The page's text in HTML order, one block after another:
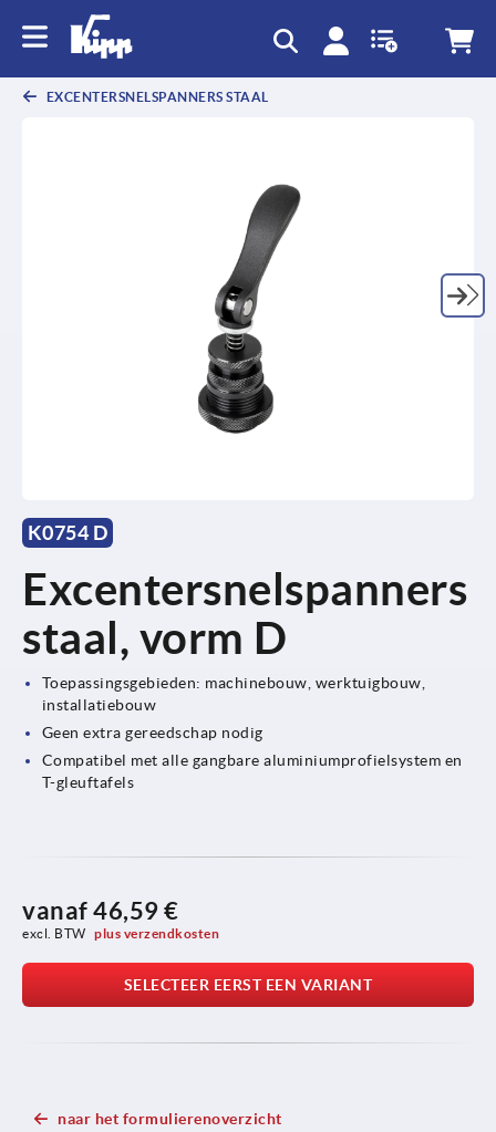
EXCENTERSNELSPANNERS STAAL
K0754 D
Excentersnelspanners
staal, vorm D
Toepassingsgebieden: machinebouw, werktuigbouw,
installatiebouw
Geen extra gereedschap nodig
Compatibel met alle gangbare aluminiumprofielsystem en
T-gleuftafels
vanaf 46,59 €
excl. BTW plus verzendkosten
SELECTEER EERST EEN VARIANT
naar het formulierenoverzicht